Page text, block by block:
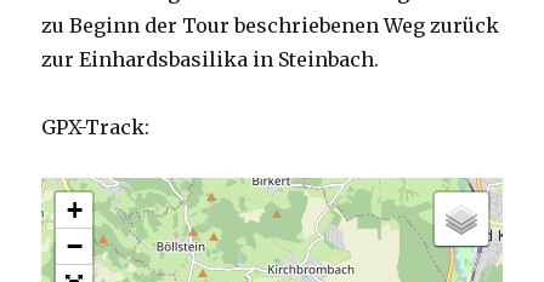
zu Beginn der Tour beschriebenen Weg zurück
zur Einhardsbasilika in Steinbach.
GPX-Track:
+
−